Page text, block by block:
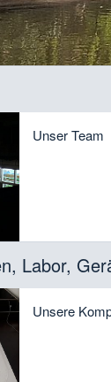
Unser Team
Labor,
Unsere